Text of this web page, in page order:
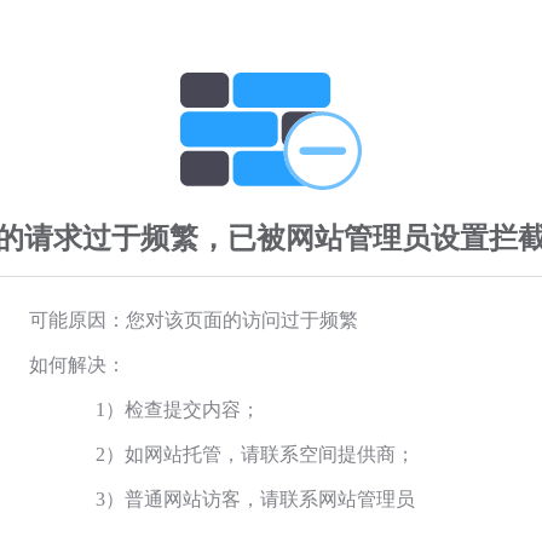
请求过于频繁，已被网站管理员设置拦
可能原因：您对该页面的访问过于频繁
如何解决：
1）检查提交内容；
2）如网站托管，请联系空间提供商；
3）普通网站访客，请联系网站管理员